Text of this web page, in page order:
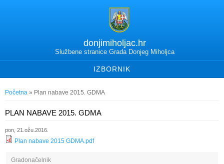
donjimiholjac.hr
Službene stranice Grada Donjeg Miholjca
IZBORNIK
Vi ste ovdje
Početna » Plan nabave 2015. GDMA
PLAN NABAVE 2015. GDMA
pon, 21.ožu.2016.
Plan nabave 2015 GDMA.pdf
Gradonačelnik